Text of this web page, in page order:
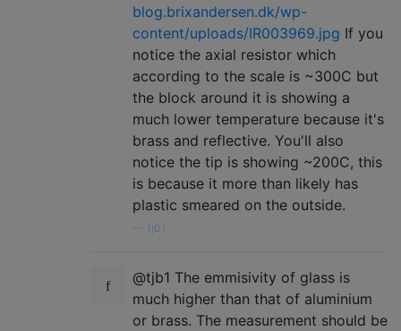
blog.brixandersen.dk/wp-
content/uploads/IR003969.jpg If you
notice the axial resistor which
according to the scale is ~300C but
the block around it is showing a
much lower temperature because it's
brass and reflective. You'll also
notice the tip is showing ~200C, this
is because it more than likely has
plastic smeared on the outside.
tjb1
@tjb1 The emmisivity of glass is
much higher than that of aluminium
or brass. The measurement should be